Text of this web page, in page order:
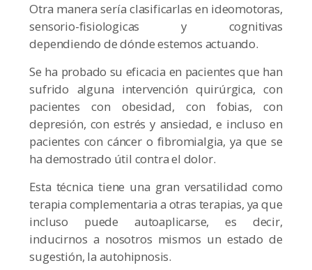
Otra manera sería clasificarlas en ideomotoras,
sensorio-fisiologicas y cognitivas
dependiendo de dónde estemos actuando.
Se ha probado su eficacia en pacientes que han
sufrido alguna intervención quirúrgica, con
pacientes con obesidad, con fobias, con
depresión, con estrés y ansiedad, e incluso en
pacientes con cáncer o fibromialgia, ya que se
ha demostrado útil contra el dolor.
Esta técnica tiene una gran versatilidad como
terapia complementaria a otras terapias, ya que
incluso puede autoaplicarse, es decir,
inducirnos a nosotros mismos un estado de
sugestión, la autohipnosis.